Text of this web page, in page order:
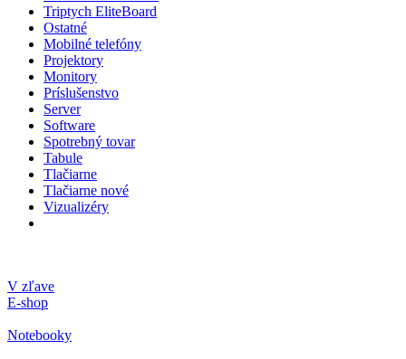
Triptych EliteBoard
Ostatné
Mobilné telefóny
Projektory
Monitory
Príslušenstvo
Server
Software
Spotrebný tovar
Tabule
Tlačiarne
Tlačiarne nové
Vizualizéry
V zľave
E-shop
Notebooky